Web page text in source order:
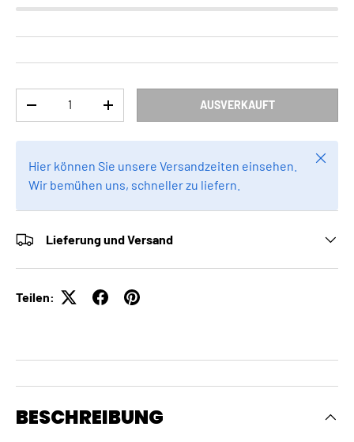
MENGE VERRINGERNMENGE ERHÖHEN AUSVERKAUFT
Hier können Sie unsere Versandzeiten einsehen.
Wir bemühen uns, schneller zu liefern.
Lieferung und Versand
Teilen:
BESCHREIBUNG